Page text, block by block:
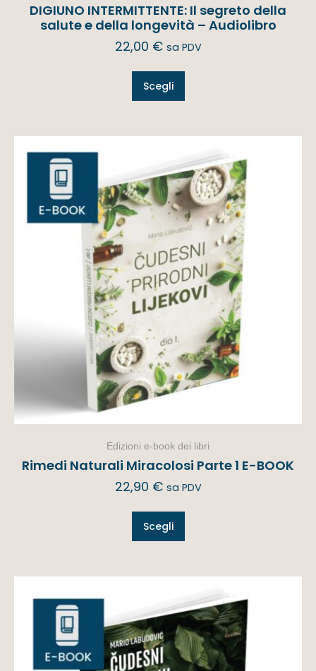
DIGIUNO INTERMITTENTE: Il segreto della
salute e della longevità – Audiolibro
22,00 € sa PDV
Scegli
Edizioni e-book dei libri
Rimedi Naturali Miracolosi Parte 1 E-BOOK
22,90 € sa PDV
Scegli